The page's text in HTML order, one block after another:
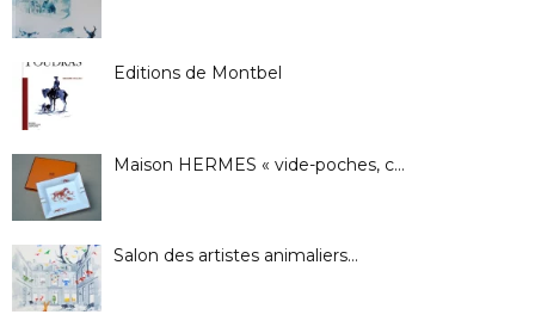
Editions de Montbel
Maison HERMES « vide-poches, c…
Salon des artistes animaliers…